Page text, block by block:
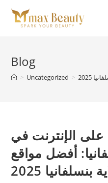
content
Blog
> Uncategorized > 2025
على الإنترنت في
أفضل مواقع
2025